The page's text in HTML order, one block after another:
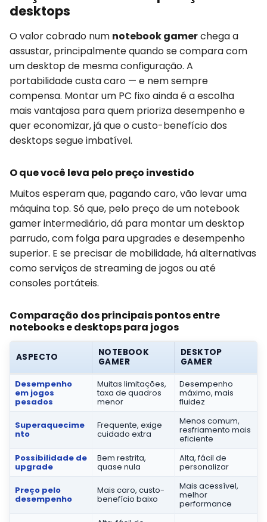
desktops
O valor cobrado num notebook gamerchega a
assustar, principalmente quando se compara com
um desktop de mesma configuração. A
portabilidade custa caro — e nem sempre
compensa. Montar um PC fixo ainda é a escolha
mais vantajosa para quem prioriza desempenho e
quer economizar, já que o custo-benefício dos
desktops segue imbatível.
O que você leva pelo preço investido
Muitos esperam que, pagando caro, vão levar uma
máquina top. Só que, pelo preço de um notebook
gamer intermediário, dá para montar um desktop
parrudo, com folga para upgrades e desempenho
superior. E se precisar de mobilidade, há alternativas
como serviços de streaming de jogos ou até
consoles portáteis.
Comparação dos principais pontos entre
notebooks e desktops para jogos
ASPECTO
NOTEBOOK
GAMER
DESKTOP
GAMER
Desempenho
em jogos
pesados
Muitas limitações,
taxa de quadros
menor
Desempenho
máximo, mais
fluidez
Superaquecime
nto
Frequente, exige
cuidado extra
Menos comum,
resfriamento mais
eficiente
Possibilidade de
upgrade
Bem restrita,
quase nula
Alta, fácil de
personalizar
Preço pelo
desempenho
Mais caro, custo-
benefício baixo
Mais acessível,
melhor
performance